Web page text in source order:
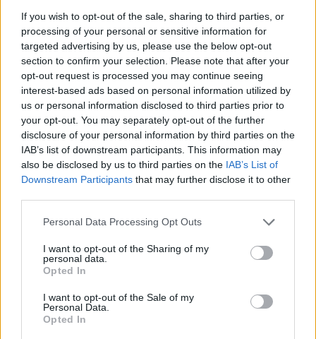
If you wish to opt-out of the sale, sharing to third parties, or
processing of your personal or sensitive information for
targeted advertising by us, please use the below opt-out
section to confirm your selection. Please note that after your
opt-out request is processed you may continue seeing
interest-based ads based on personal information utilized by
us or personal information disclosed to third parties prior to
your opt-out. You may separately opt-out of the further
disclosure of your personal information by third parties on the
IAB’s list of downstream participants. This information may
also be disclosed by us to third parties on the IAB’s List of
Downstream Participants that may further disclose it to other
Please note that this website/app uses one or more Google
not limited to your visit or usage behaviour. You may click to
grant or deny consent to Google and its third-party tags to
use your data for below specified purposes in below Google
consent section.
Personal Data Processing Opt Outs
I want to opt-out of the Sharing of my
personal data.
Opted In
I want to opt-out of the Sale of my
Personal Data.
Opted In
ORB
A korábbi ORB3-as bajnok fantasztikus
győzelemmel tért vissza Árpádtetőn